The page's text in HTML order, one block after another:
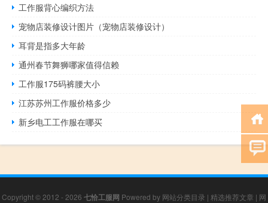
工作服背心编织方法
宠物店装修设计图片（宠物店装修设计）
耳背是指多大年龄
通州春节舞狮哪家值得信赖
工作服175码裤腰大小
江苏苏州工作服价格多少
新乡电工工作服在哪买
Copyright © 2012 - 2026 七恰工服网 Powered by 网站分类目录 | 精选推荐文章 | 网